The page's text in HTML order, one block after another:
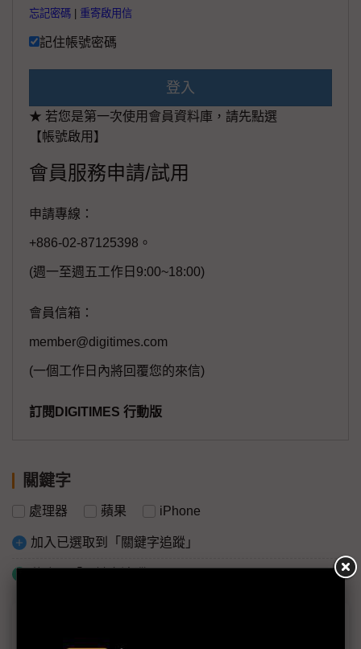
忘記密碼 重寄啟用信
記住帳號密碼
登入
★ 若您是第一次使用會員資料庫，請先點選
【帳號啟用】
會員服務申請/試用
申請專線：
+886-02-87125398。
(週一至週五工作日9:00~18:00)
會員信箱：
member@digitimes.com
(一個工作日內將回覆您的來信)
訂閱DIGITIMES 行動版
關鍵字
處理器 蘋果 iPhone
加入已選取到「關鍵字追蹤」